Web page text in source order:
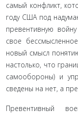
самый конфликт,
году США под
превентивную
свое
новый смысл
настолько, что
самообороны) и
сведены на нет, а
Превентивный